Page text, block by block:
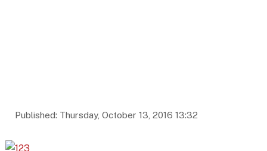
Published: Thursday, October 13, 2016 13:32